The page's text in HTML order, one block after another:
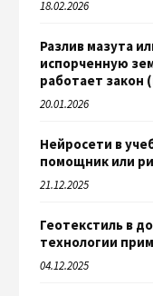
18.02.2026
Разлив мазута
испорченную
работает закон
20.01.2026
Нейросети в
помощник или
21.12.2025
Геотекстиль в
технологии
04.12.2025